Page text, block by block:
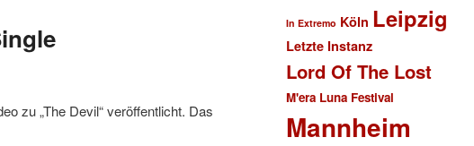
zu „The Devil“ veröffentlicht. Das
In Extremo Köln Leipzig
Letzte Instanz
Lord Of The Lost
M'era Luna Festival
Mannheim